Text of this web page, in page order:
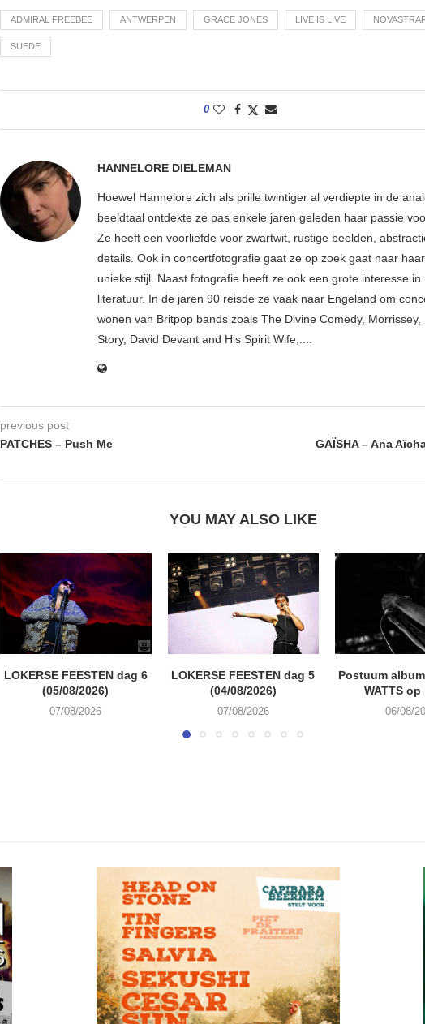
ADMIRAL FREEBEE ANTWERPEN GRACE JONES LIVE IS LIVE
SUEDE
0
HANNELORE DIELEMAN
Hoewel Hannelore zich als prille twintiger al verdiepte in de
beeldtaal ontdekte ze pas enkele jaren geleden haar passie
Ze heeft een voorliefde voor zwartwit, rustige beelden,
details. Ook in concertfotografie gaat ze op zoek gaat naar
unieke stijl. Naast fotografie heeft ze ook een grote interesse in
literatuur. In de jaren 90 reisde ze vaak naar Engeland om
wonen van Britpop bands zoals The Divine Comedy, Morrissey,
Story, David Devant and His Spirit Wife,....
previous post
PATCHES – Push Me
GAÏSHA – Ana
YOU MAY ALSO LIKE
LOKERSE FEESTEN dag 6
(05/08/2026)
07/08/2026
LOKERSE FEESTEN dag 5
(04/08/2026)
07/08/2026
Postuum
WATTS
06/08/